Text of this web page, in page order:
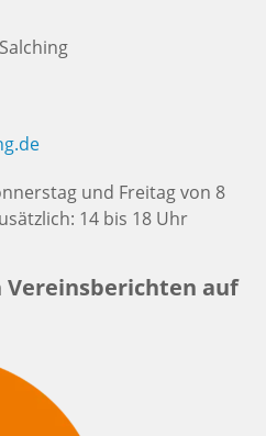
und Freitag von 8
14 bis 18 Uhr
auf